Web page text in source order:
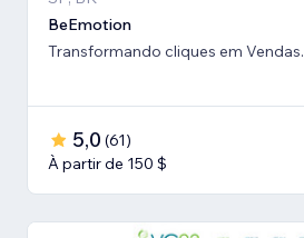
BeEmotion
Transformando cliques em Vendas.
5,0 (61)
À partir de 150 $